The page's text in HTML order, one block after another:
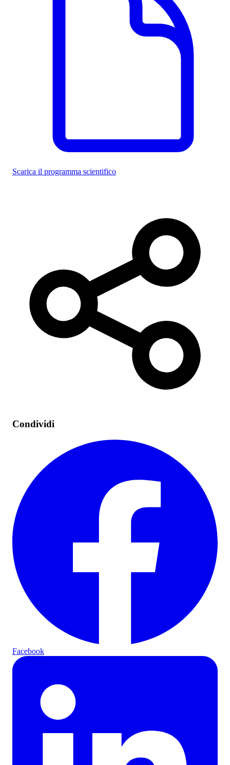
Scarica il programma scientifico
Condividi
Facebook